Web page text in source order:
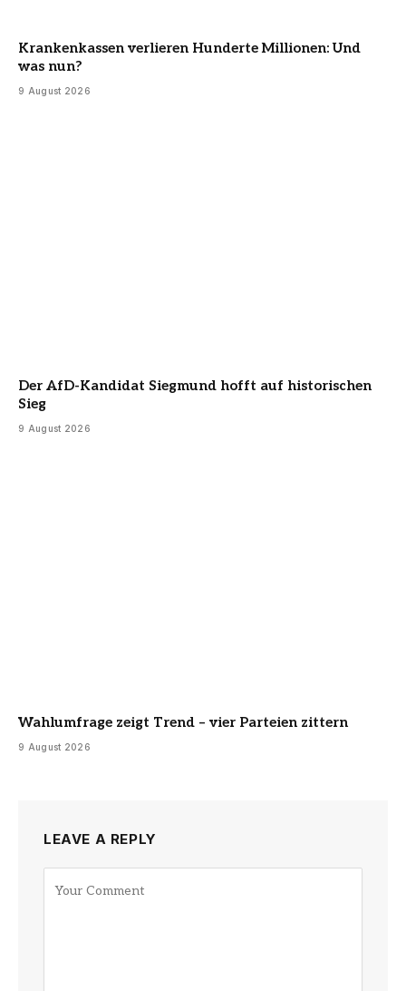
Krankenkassen verlieren Hunderte Millionen: Und
was nun?
9 August 2026
Der AfD-Kandidat Siegmund hofft auf historischen
Sieg
9 August 2026
Wahlumfrage zeigt Trend – vier Parteien zittern
9 August 2026
LEAVE A REPLY